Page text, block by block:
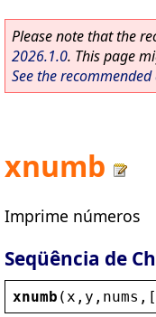
Please note that the
2026.1.0. This page
See the
xnumb
Imprime números
Seqüência de
xnumb ( x , y , nums ,[